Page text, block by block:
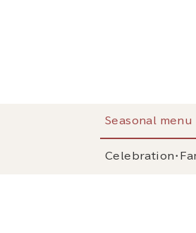
Seasonal menu
Celebration・